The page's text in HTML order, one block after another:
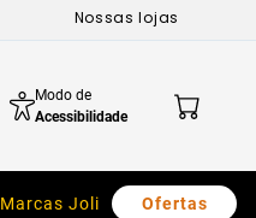
Nossas lojas
Modo de
Acessibilidade
Marcas Joli Ofertas